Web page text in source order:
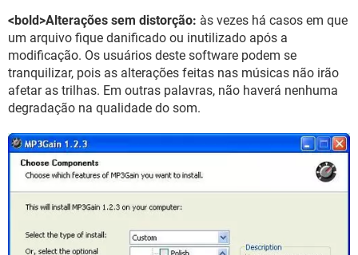
<bold>Alterações sem distorção: às vezes há casos em que
um arquivo fique danificado ou inutilizado após a
modificação. Os usuários deste software podem se
tranquilizar, pois as alterações feitas nas músicas não irão
afetar as trilhas. Em outras palavras, não haverá nenhuma
degradação na qualidade do som.